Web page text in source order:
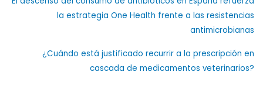
la estrategia One Health frente a las resistencias
antimicrobianas
¿Cuándo está justificado recurrir a la prescripción en
cascada de medicamentos veterinarios?